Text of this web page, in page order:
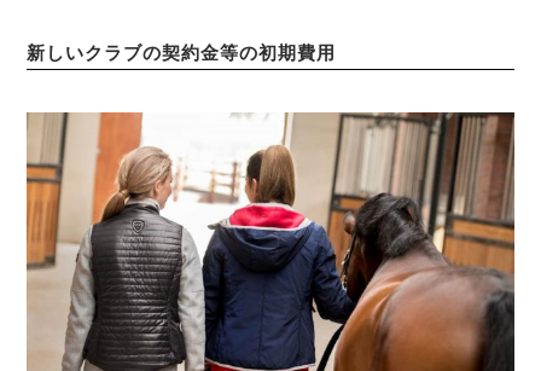
新しいクラブの契約金等の初期費用